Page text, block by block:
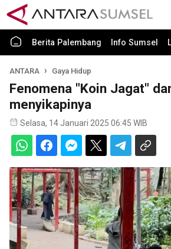
Berita Palembang Info Sumsel
ANTARA Gaya Hidup
Fenomena "Koin Jagat"
menyikapinya
Selasa, 14 Januari 2025 06:45 WIB